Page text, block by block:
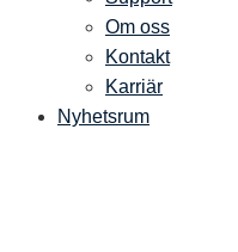
Om oss
Kontakt
Karriär
Nyhetsrum